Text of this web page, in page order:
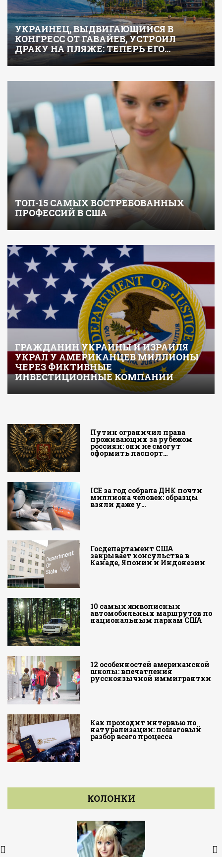
УКРАИНЕЦ, ВЫДВИГАЮЩИЙСЯ В
КОНГРЕСС ОТ ГАВАЙЕВ, УСТРОИЛ
ДРАКУ НА ПЛЯЖЕ: ТЕПЕРЬ ЕГО…
ТОП-15 САМЫХ ВОСТРЕБОВАННЫХ
ПРОФЕССИЙ В США
ГРАЖДАНИН УКРАИНЫ И ИЗРАИЛЯ
УКРАЛ У АМЕРИКАНЦЕВ МИЛЛИОНЫ
ЧЕРЕЗ ФИКТИВНЫЕ
ИНВЕСТИЦИОННЫЕ КОМПАНИИ
Путин ограничил права
проживающих за рубежом
россиян: они не смогут
оформить паспорт…
ICE за год собрала ДНК почти
миллиона человек: образцы
взяли даже у…
Госдепартамент США
закрывает консульства в
Канаде, Японии и Индонезии
10 самых живописных
автомобильных маршрутов по
национальным паркам США
12 особенностей американской
школы: впечатления
русскоязычной иммигрантки
Как проходит интервью по
натурализации: пошаговый
разбор всего процесса
КОЛОНКИ